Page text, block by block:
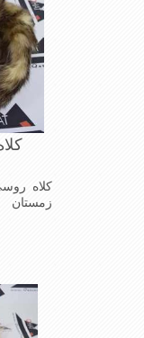
کلاه
تهیه
باشدبه
سرد
گرم